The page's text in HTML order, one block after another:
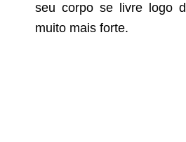
seu corpo se livre logo
muito mais forte.